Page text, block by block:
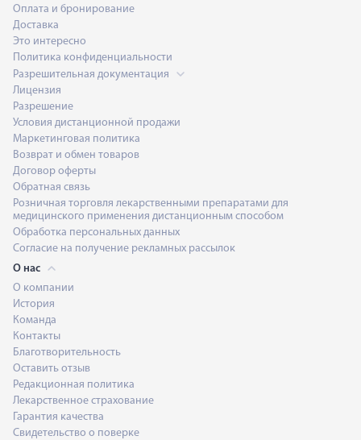
Оплата и бронирование
Доставка
Это интересно
Политика конфиденциальности
Разрешительная документация
Лицензия
Разрешение
Условия дистанционной продажи
Маркетинговая политика
Возврат и обмен товаров
Договор оферты
Обратная связь
Розничная торговля лекарственными препаратами для
медицинского применения дистанционным способом
Обработка персональных данных
Согласие на получение рекламных рассылок
О нас
О компании
История
Команда
Контакты
Благотворительность
Оставить отзыв
Редакционная политика
Лекарственное страхование
Гарантия качества
Свидетельство о поверке